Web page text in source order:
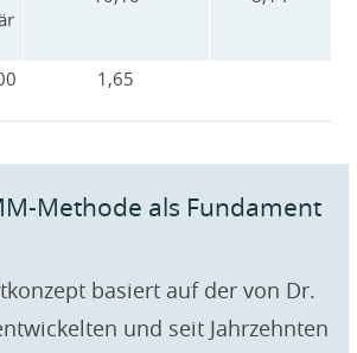
1,65
Methode als Fundament
basiert auf der von Dr.
und seit Jahrzehnten